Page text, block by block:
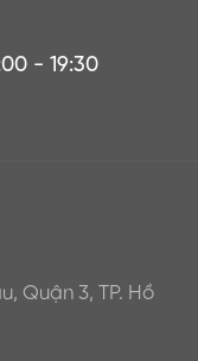
- 19:30
Quận 3, TP. Hồ